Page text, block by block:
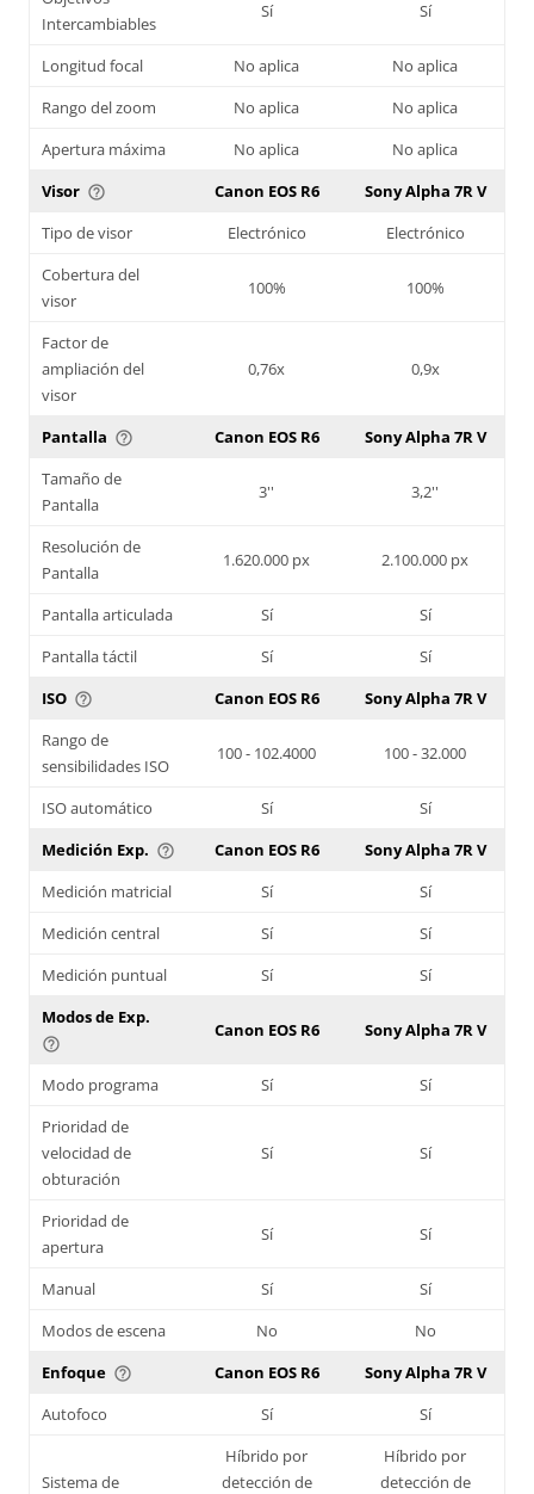
Intercambiables
Sí Sí
Longitud focal No aplica
No aplica
Rango del zoom
No aplica
No aplica
Apertura máxima
No aplica
No aplica
Visor help_outline Canon EOS R6
Sony Alpha 7R V
Tipo de visor
Electrónico
Electrónico
Cobertura del
visor
100% 100%
Factor de
ampliación del
visor
0,76x 0,9x
Pantalla help_outline Canon EOS R6
Sony Alpha 7R V
Tamaño de
Pantalla
3'' 3,2''
Resolución de
Pantalla
1.620.000 px 2.100.000 px
Pantalla articulada Sí
Sí
Pantalla táctil
Sí
Sí
ISO help_outline Canon EOS R6
Sony Alpha 7R V
Rango de
sensibilidades ISO
100 - 102.4000 100 - 32.000
ISO automático Sí
Sí
Medición Exp. help_outline Canon EOS R6
Sony Alpha 7R V
Medición matricial
Sí
Sí
Medición central
Sí
Sí
Medición puntual
Sí
Sí
Modos de Exp.
help_outline
Canon EOS R6 Sony Alpha 7R V
Modo programa Sí
Sí
Prioridad de
velocidad de
obturación
Sí Sí
Prioridad de
apertura
Sí Sí
Manual Sí
Sí
Modos de escena
No
No
Enfoque help_outline Canon EOS R6
Sony Alpha 7R V
Autofoco
Sí Sí
Sistema de
Híbrido por
detección de
Híbrido por
detección de